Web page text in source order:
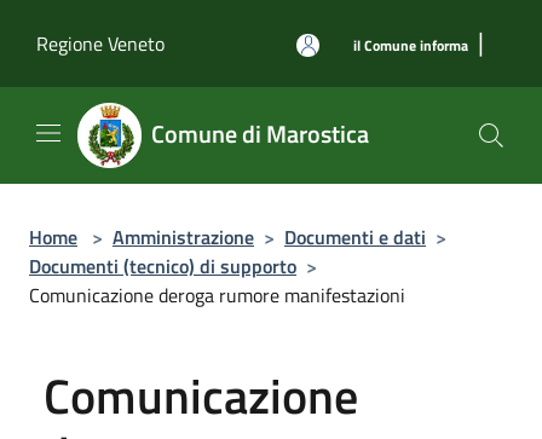
Regione Veneto
il Comune informa |
Comune di Marostica
Home > Amministrazione > Documenti e dati >
Documenti (tecnico) di supporto >
Comunicazione deroga rumore manifestazioni
Comunicazione